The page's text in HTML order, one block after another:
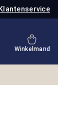
Klantenservice
Winkelmand